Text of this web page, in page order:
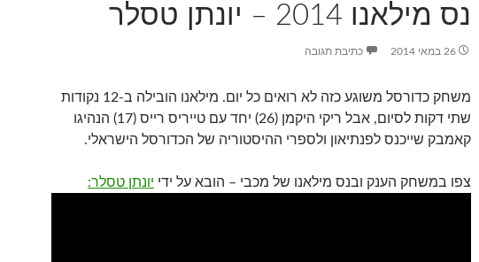
נס מילאנו 2014 – יונתן טסלר
26 במאי 2014 כתיבת תגובה
משחק כדורסל משוגע כזה לא רואים כל יום. מילאנו הובילה ב-12 נקודות
שתי דקות לסיום, אבל ריקי היקמן (26) יחד עם טייריס רייס (17) הנהיגו
קאמבק שייכנס לפנתיאון ולספרי ההיסטוריה של הכדורסל הישראלי.
צפו במשחק הענק ובנס מילאנו של מכבי – הובא על ידי יונתן טסלר: